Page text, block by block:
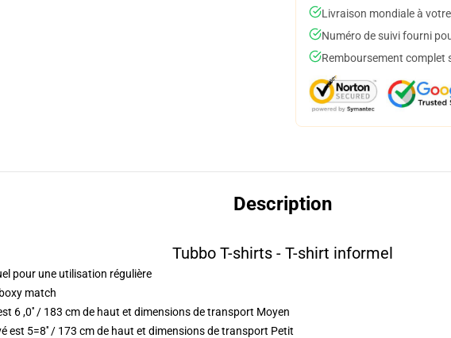
Livraison mondiale à
Numéro de suivi fourni
Remboursement complet
Description
Tubbo T-shirts - T-shirt informel
pour une utilisation régulière
match
6 ,0′′ / 183 cm de haut et dimensions de transport Moyen
est 5=8′′ / 173 cm de haut et dimensions de transport Petit